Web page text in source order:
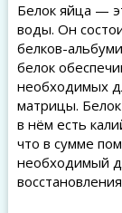
Белок яйца —
воды. Он
белков-
белок
необходимых
матрицы.
в нём есть
что в сумме
необходимый